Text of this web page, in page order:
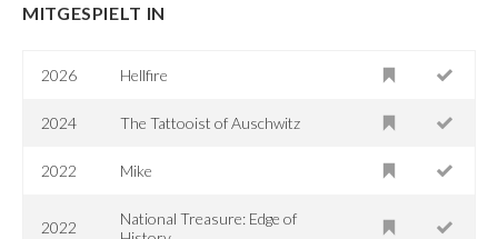
MITGESPIELT IN
2026 Hellfire
2024 The Tattooist of Auschwitz
2022 Mike
2022
National Treasure: Edge of